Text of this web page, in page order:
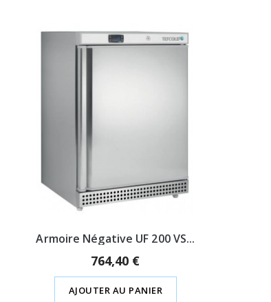
Armoire Négative UF 200 VS...
764,40 €
AJOUTER AU PANIER